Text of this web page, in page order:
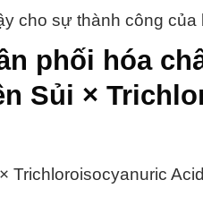
cho sự thành công của
phối hóa
Sủi ×
Trichloroisocyanuric